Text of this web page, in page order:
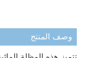
وصف المنتج